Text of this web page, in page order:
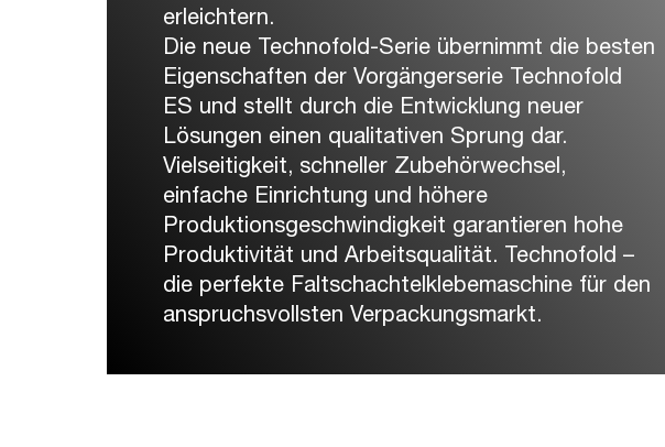
erleichtern.
Die neue Technofold-Serie übernimmt die besten
Eigenschaften der Vorgängerserie Technofold
ES und stellt durch die Entwicklung neuer
Lösungen einen qualitativen Sprung dar.
Vielseitigkeit, schneller Zubehörwechsel,
einfache Einrichtung und höhere
Produktionsgeschwindigkeit garantieren hohe
Produktivität und Arbeitsqualität. Technofold –
die perfekte Faltschachtelklebemaschine für den
anspruchsvollsten Verpackungsmarkt.